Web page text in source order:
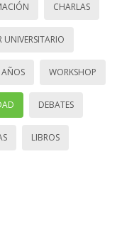
CHARLAS
UNIVERSITARIO
WORKSHOP
DEBATES
LIBROS